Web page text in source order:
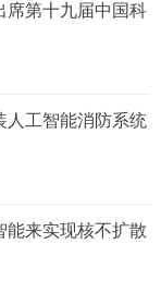
席第十九届中国科
人工智能消防系统
能来实现核不扩散